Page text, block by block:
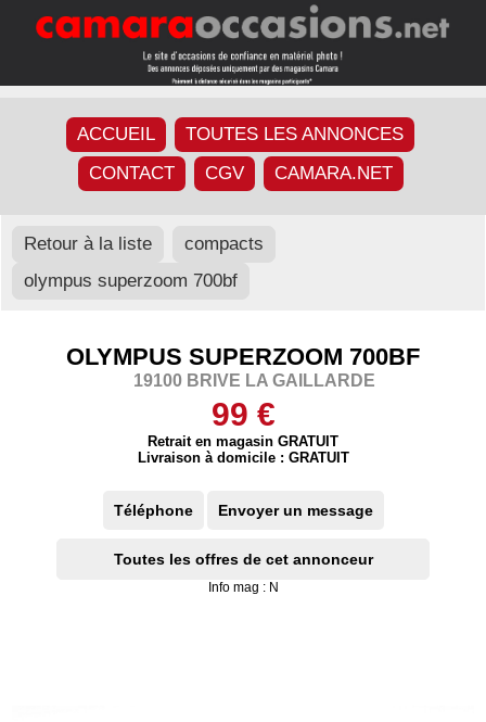
ACCUEIL
TOUTES LES ANNONCES
CONTACT
CGV CAMARA.NET
Retour à la liste
compacts
olympus superzoom 700bf
OLYMPUS SUPERZOOM 700BF
19100 BRIVE LA GAILLARDE
99 €
Retrait en magasin GRATUIT
Livraison à domicile : GRATUIT
Téléphone Envoyer un message
Toutes les offres de cet annonceur
Info mag : N